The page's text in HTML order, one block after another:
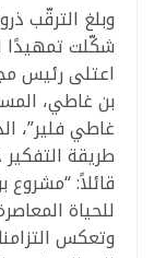
وبلغ الترقّب
شكّلت تمهيدًا
اعتلى رئيس
بن غاطي،
غاطي فلير”،
طريقة
قائلاً:
للحياة
وتعكس